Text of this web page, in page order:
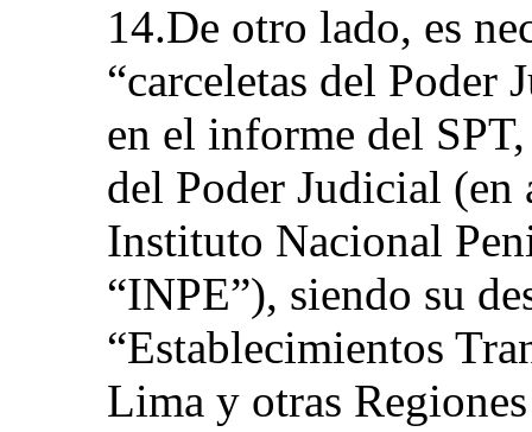
14.De otro lado, es
“carceletas del Poder
en el informe del
del Poder Judicial (en
Instituto Nacional
“INPE”), siendo su
“Establecimientos
Lima y otras